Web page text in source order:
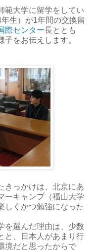
範大学に留学をしてい
年生）が1年間の交換留
際センター長ととも
をお伝えします。
きっかけは、北京にあ
ーキャンプ（福山大学
しくかつ勉強になった
を選んだ理由は、少数
と、日本人があまり行
境だと思ったからで